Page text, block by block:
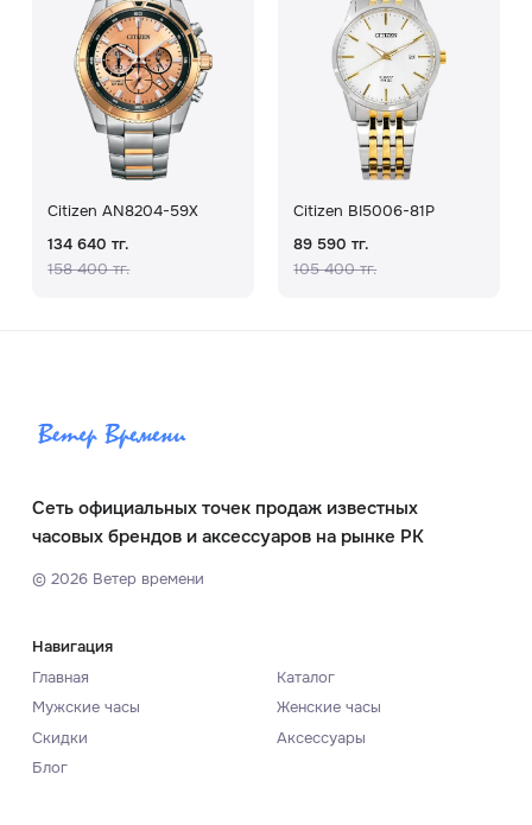
Citizen AN8204-59X
134 640 тг.
158 400 тг.
Citizen BI5006-81P
89 590 тг.
105 400 тг.
Сеть официальных точек продаж известных
часовых брендов и аксессуаров на рынке РК
© 2026Ветер времени
Навигация
Главная
Каталог
Мужские часы
Женские часы
Скидки
Аксессуары
Блог